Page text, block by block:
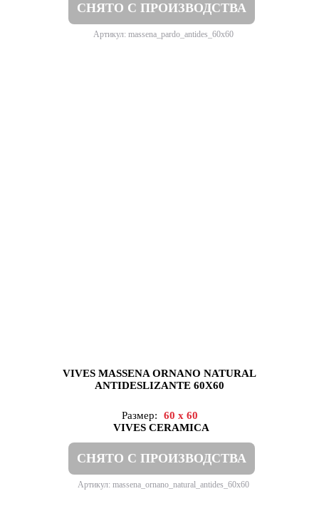
СНЯТО С ПРОИЗВОДСТВА
Артикул: massena_pardo_antides_60x60
VIVES MASSENA ORNANO NATURAL
ANTIDESLIZANTE 60X60
Размер:
60 x 60
VIVES CERAMICA
СНЯТО С ПРОИЗВОДСТВА
Артикул: massena_ornano_natural_antides_60x60